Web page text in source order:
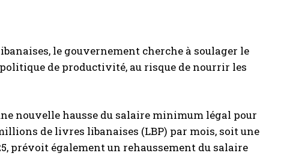
le gouvernement cherche à soulager le
de productivité, au risque de nourrir les
nouvelle hausse du salaire minimum légal pour
de livres libanaises (LBP) par mois, soit une
prévoit également un rehaussement du salaire